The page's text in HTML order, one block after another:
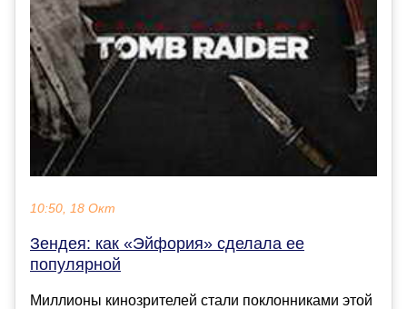
10:50, 18 Окт
Зендея: как «Эйфория» сделала ее
популярной
Миллионы кинозрителей стали поклонниками этой